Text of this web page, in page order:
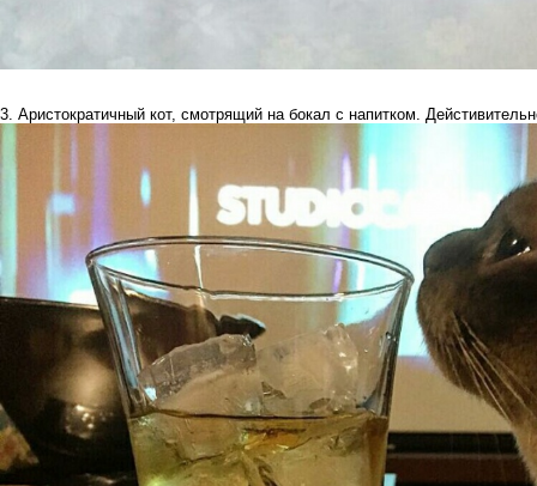
3. Аристократичный кот, смотрящий на бокал с напитком.